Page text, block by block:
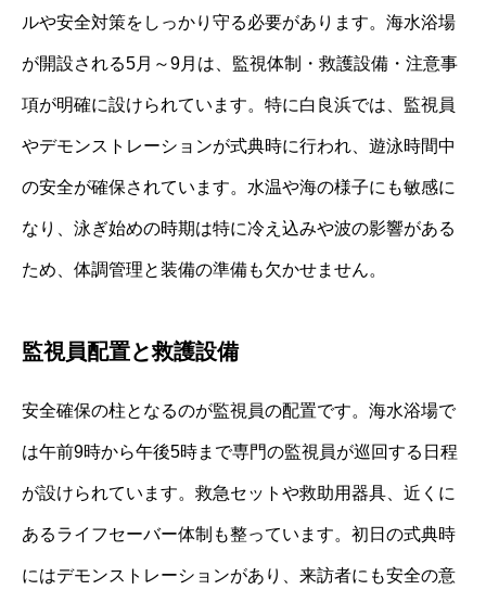
ルや安全対策をしっかり守る必要があります。海水浴場
が開設される5月～9月は、監視体制・救護設備・注意事
項が明確に設けられています。特に白良浜では、監視員
やデモンストレーションが式典時に行われ、遊泳時間中
の安全が確保されています。水温や海の様子にも敏感に
なり、泳ぎ始めの時期は特に冷え込みや波の影響がある
ため、体調管理と装備の準備も欠かせません。
監視員配置と救護設備
安全確保の柱となるのが監視員の配置です。海水浴場で
は午前9時から午後5時まで専門の監視員が巡回する日程
が設けられています。救急セットや救助用器具、近くに
あるライフセーバー体制も整っています。初日の式典時
にはデモンストレーションがあり、来訪者にも安全の意